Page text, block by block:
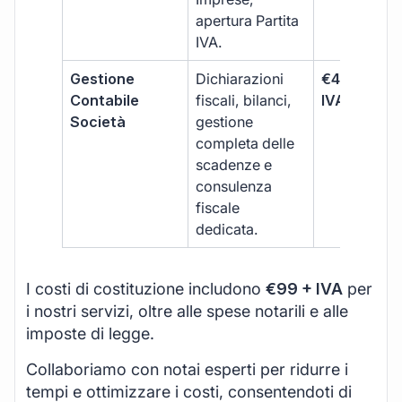
apertura Partita
IVA.
Gestione
Contabile
Società
Dichiarazioni
fiscali, bilanci,
gestione
completa delle
scadenze e
consulenza
fiscale
dedicata.
€499 +
IVA/
I costi di costituzione includono €99 + IVA per
i nostri servizi, oltre alle spese notarili e alle
imposte di legge.
Collaboriamo con notai esperti per ridurre i
tempi e ottimizzare i costi, consentendoti di